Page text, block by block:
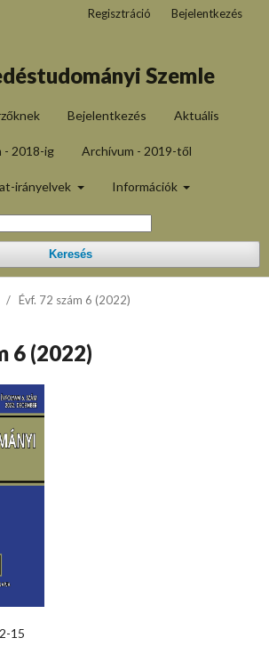
Szemle
Bejelentkezés Aktuális
- 2018-ig Archívum - 2019-től
irányelvek Információk
Keresés
Regisztráció Bejelentkezés
/ Évf. 72 szám 6 (2022)
6 (2022)
15